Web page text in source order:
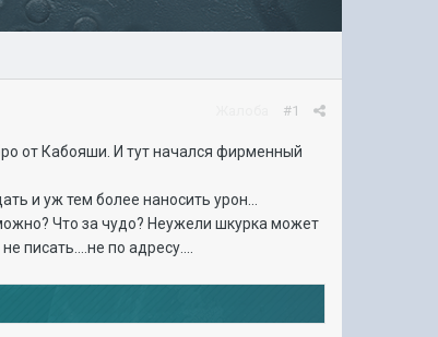
#1
от Кабояши. И тут начался фирменный
и уж тем более наносить урон...
Что за чудо? Неужели шкурка может
писать....не по адресу....